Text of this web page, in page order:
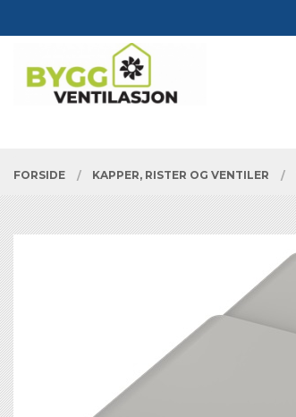
til
PRODUKTER
FORSIDE KAPPER, RISTER OG VENTILER